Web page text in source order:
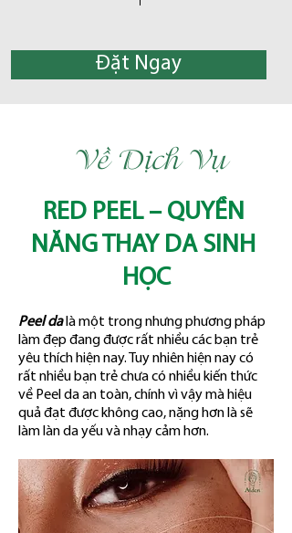
Đặt Ngay
Về Dịch Vụ
RED PEEL – QUYỀN
NĂNG THAY DA SINH
HỌC
Peel da là một trong nhưng phương pháp
làm đẹp đang được rất nhiều các bạn trẻ
yêu thích hiện nay. Tuy nhiên hiện nay có
rất nhiều bạn trẻ chưa có nhiều kiến thức
về Peel da an toàn, chính vì vậy mà hiệu
quả đạt được không cao, nặng hơn là sẽ
làm làn da yếu và nhạy cảm hơn.